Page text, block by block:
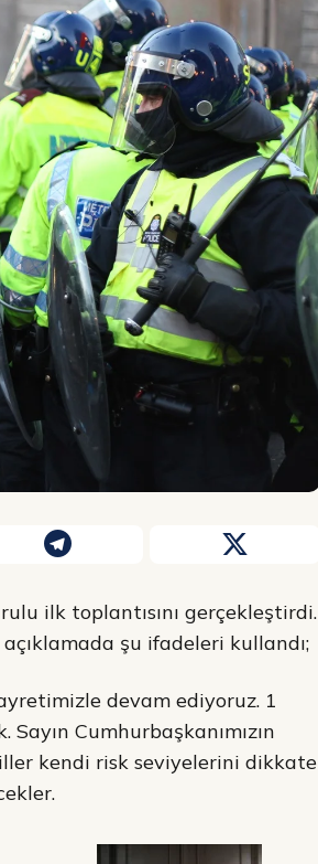
ilk toplantısını gerçekleştirdi.
açıklamada şu ifadeleri kullandı;
devam ediyoruz. 1
Cumhurbaşkanımızın
iller kendi risk seviyelerini dikkate